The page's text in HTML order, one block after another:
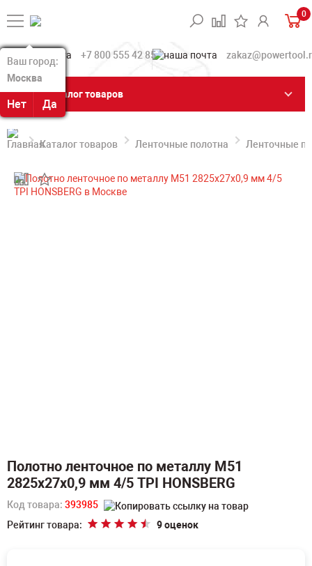
Ваш город:
Москва
Нет Да
Ваш город:
Москва
Нет Да
0
+7 800 555 42 85
Каталог товаров
Каталог товаров Ленточные полотна Ленточные
Полотно ленточное по металлу M51
2825х27х0,9 мм 4/5 TPI HONSBERG
Код товара: 393985
Рейтинг товара:
9 оценок